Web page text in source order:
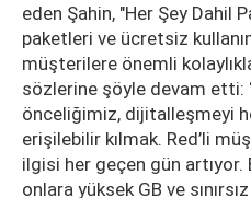
eden Şahin, "Her Şey Dahil
paketleri ve ücretsiz
müşterilere önemli
sözlerine şöyle devam etti:
önceliğimiz, dijitalleşmeyi
erişilebilir kılmak. Red’li
ilgisi her geçen gün
onlara yüksek GB ve